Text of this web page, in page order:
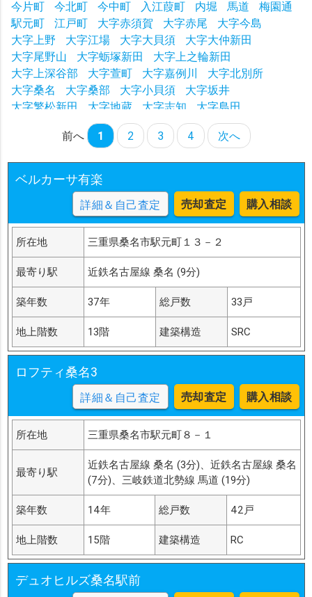
今片町
今北町 今中町 入江葭町 内堀 馬道
梅園通
駅元町
江戸町 大字赤須賀 大字赤尾
大字今島
大字上野
大字江場 大字大貝須
大字大仲新田
大字尾野山
大字蛎塚新田
大字上之輪新田
大字上深谷部
大字萱町 大字嘉例川
大字北別所
大字桑名
大字桑部 大字小貝須
大字坂井
大字繁松新田
大字地蔵 大字志知
大字島田
大字大福 大字太平町
大字立田町
大字西方 大字西金井
大字西別所
大字稗田
大字東方
大字福岡町 大字福島 大字福地
大字本願寺
大字森忠 大字安永 大字矢田
大字蓮花寺
大山田
大字五反田 大字友村 巖新田
大字星川
大字小泉
大字和泉 大字安永九区割
大字下深谷部山王
大字五反田口山
大字江場宮乃島
大字江場中野
大字志知東山
大字小貝須新堀北
大字大福寺跡
大字東方尾弓田
大字東方福島前
大字和泉イノ割
赤須賀
大字小貝須字柳原
前へ 1 2 3 4 次へ
ベルカーサ有楽
詳細＆自己査定 売却査定 購入相談
所在地 三重県桑名市駅元町１３－２
最寄り駅 近鉄名古屋線 桑名 (9分)
築年数 37年 総戸数 33戸
地上階数 13階 建築構造 SRC
ロフティ桑名3
詳細＆自己査定 売却査定 購入相談
所在地 三重県桑名市駅元町８－１
最寄り駅
近鉄名古屋線 桑名 (3分)、近鉄名古屋線 桑名
(7分)、三岐鉄道北勢線 馬道 (19分)
築年数 14年 総戸数 42戸
地上階数 15階 建築構造 RC
デュオヒルズ桑名駅前